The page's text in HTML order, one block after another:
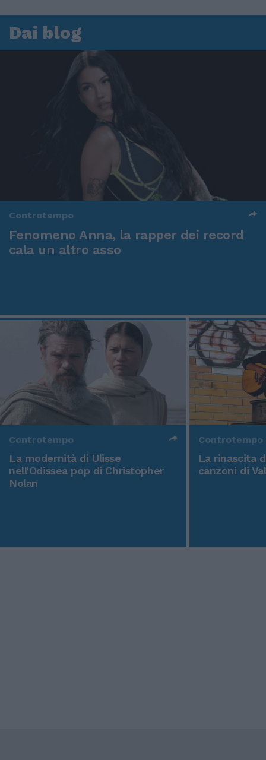
Dai blog
Controtempo
Fenomeno Anna, la rapper dei record
cala un altro asso
Controtempo
La modernità di Ulisse
nell'Odissea pop di Christopher
Nolan
Controtempo
La rinascita
canzoni di